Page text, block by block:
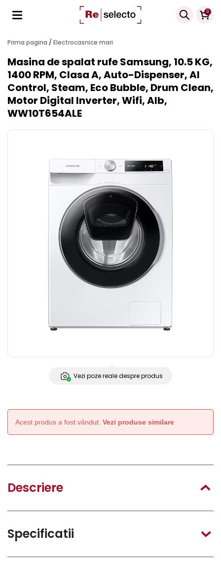
0
Products
search
Prima pagina / Electrocasnice mari
Masina de spalat rufe Samsung, 10.5 KG,
1400 RPM, Clasa A, Auto-Dispenser, AI
Control, Steam, Eco Bubble, Drum Clean,
Motor Digital Inverter, Wifi, Alb,
WW10T654ALE
Vezi poze reale despre produs
Acest produs a fost vândut. Vezi produse similare
Descriere
Specificatii